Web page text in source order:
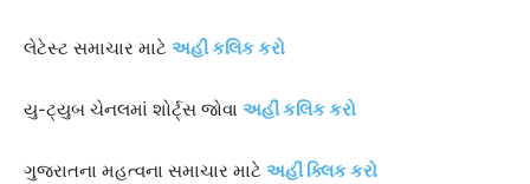
લેટેસ્ટ સમાચાર માટે અહી કલિક કરો
યુ-ટ્યુબ ચેનલમાં શોર્ટ્સ જોવા અહીં કલિક કરો
ગુજરાતના મહત્વના સમાચાર માટે અહીં ક્લિક કરો